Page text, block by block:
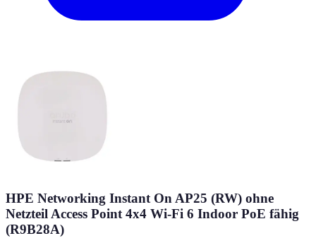
HPE Networking Instant On AP25 (RW) ohne
Netzteil Access Point 4x4 Wi-Fi 6 Indoor PoE fähig
(R9B28A)